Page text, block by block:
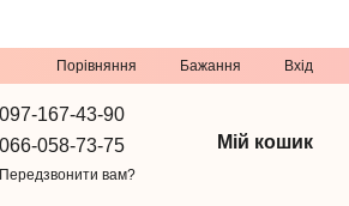
Порівняння Бажання Вхід
097-167-43-90
066-058-73-75
Передзвонити вам?
Мій кошик